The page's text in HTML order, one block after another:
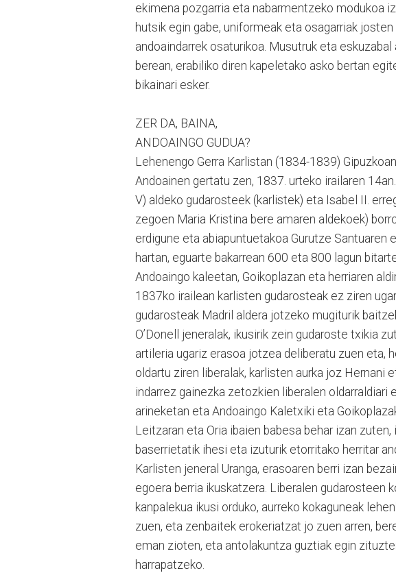
ekimena pozgarria eta nabarmentzeko modukoa
hutsik egin gabe, uniformeak eta osagarriak
andoaindarrek osaturikoa. Musutruk eta
berean, erabiliko diren kapeletako asko bertan
bikainari esker.
ZER DA, BAINA,
ANDOAINGO GUDUA?
Lehenengo Gerra Karlistan (1834-1839)
Andoainen gertatu zen, 1837. urteko irailaren
V) aldeko gudarosteek (karlistek) eta Isabel II.
zegoen Maria Kristina bere amaren aldekoek)
erdigune eta abiapuntuetakoa Gurutze Santuaren
hartan, eguarte bakarrean 600 eta 800 lagun
Andoaingo kaleetan, Goikoplazan eta herriaren
1837ko irailean karlisten gudarosteak ez ziren
gudarosteak Madril aldera jotzeko mugiturik
O’Donell jeneralak, ikusirik zein gudaroste txikia
artileria ugariz erasoa jotzea deliberatu zuen eta,
oldartu ziren liberalak, karlisten aurka joz Hernani
indarrez gainezka zetozkien liberalen
arineketan eta Andoaingo Kaletxiki eta
Leitzaran eta Oria ibaien babesa behar izan
baserrietatik ihesi eta izuturik etorritako herritar
Karlisten jeneral Uranga, erasoaren berri izan
egoera berria ikuskatzera. Liberalen gudarosteen
kanpalekua ikusi orduko, aurreko kokaguneak
zuen, eta zenbaitek erokeriatzat jo zuen arren,
eman zioten, eta antolakuntza guztiak egin
harrapatzeko.